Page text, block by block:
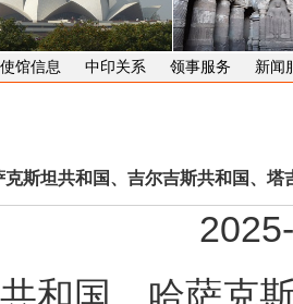
使馆信息 中印关系 领事服务 新闻
斯坦共和国、吉尔吉斯共和国、
和国、哈萨克